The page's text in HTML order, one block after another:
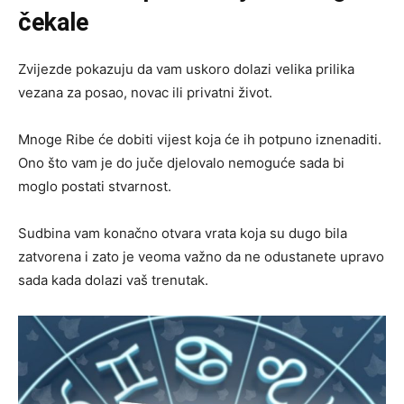
čekale
Zvijezde pokazuju da vam uskoro dolazi velika prilika
vezana za posao, novac ili privatni život.
Mnoge Ribe će dobiti vijest koja će ih potpuno iznenaditi.
Ono što vam je do juče djelovalo nemoguće sada bi
moglo postati stvarnost.
Sudbina vam konačno otvara vrata koja su dugo bila
zatvorena i zato je veoma važno da ne odustanete upravo
sada kada dolazi vaš trenutak.